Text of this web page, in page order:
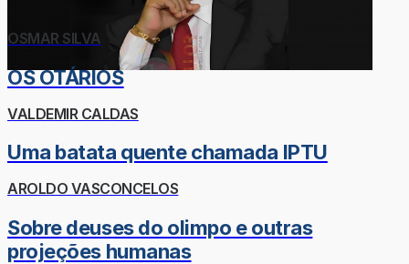
OSMAR SILVA
OS OTÁRIOS
VALDEMIR CALDAS
Uma batata quente chamada IPTU
AROLDO VASCONCELOS
Sobre deuses do olimpo e outras
projeções humanas